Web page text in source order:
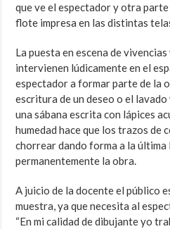
que ve el espectador y otra parte
flote impresa en las distintas
La puesta en escena de
intervienen lúdicamente en el
espectador a formar parte de la
escritura de un deseo o el lavado
una sábana escrita con lápices
humedad hace que los trazos de
chorrear dando forma a la última
permanentemente la obra.
A juicio de la docente el público
muestra, ya que necesita al
“En mi calidad de dibujante yo